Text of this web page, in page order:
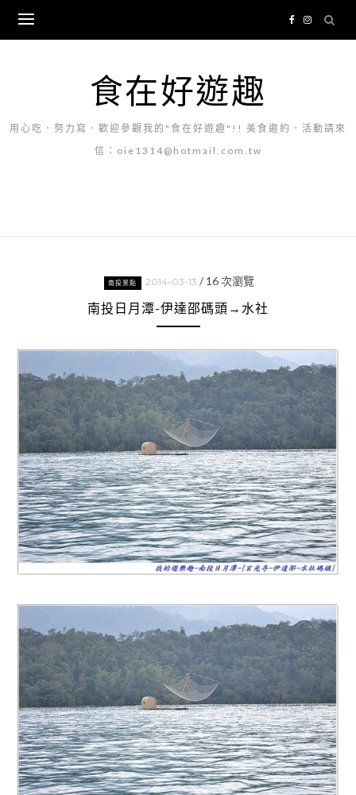
content
食在好遊趣
用心吃．努力寫．歡迎參觀我的"食在好遊趣"!! 美食邀約．活動請來
信：oie1314@hotmail.com.tw
南投景點 2014-03-13 / 16次瀏覽
南投日月潭-伊達邵碼頭→水社